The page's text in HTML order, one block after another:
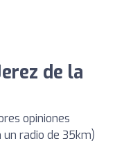
de la
opiniones
radio de 35km)